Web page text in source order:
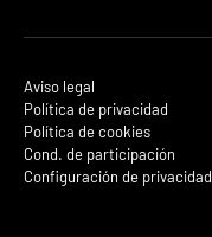
Aviso legal
Política de privacidad
Política de cookies
Cond. de participación
Configuración de privacidad